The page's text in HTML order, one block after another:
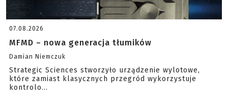
07.08.2026
MFMD – nowa generacja tłumików
Damian Niemczuk
Strategic Sciences stworzyło urządzenie wylotowe,
które zamiast klasycznych przegród wykorzystuje
kontrolo...